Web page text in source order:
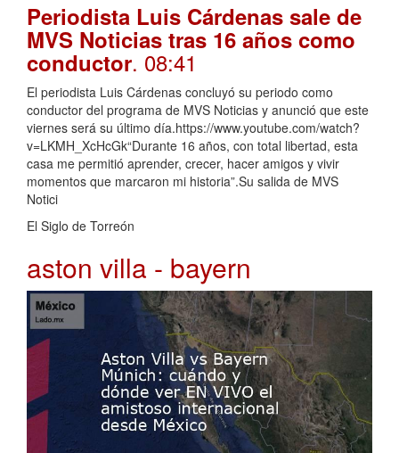
Periodista Luis Cárdenas sale de
MVS Noticias tras 16 años como
conductor. 08:41
El periodista Luis Cárdenas concluyó su periodo como
conductor del programa de MVS Noticias y anunció que este
viernes será su último día.https://www.youtube.com/watch?
v=LKMH_XcHcGk“Durante 16 años, con total libertad, esta
casa me permitió aprender, crecer, hacer amigos y vivir
momentos que marcaron mi historia”.Su salida de MVS
Notici
El Siglo de Torreón
aston villa - bayern